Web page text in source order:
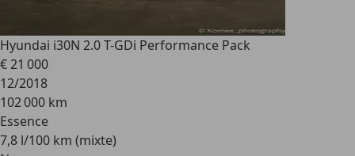
Hyundai i30N 2.0 T-GDi Performance Pack
€ 21 000
12/2018
102 000 km
Essence
7,8 l/100 km (mixte)